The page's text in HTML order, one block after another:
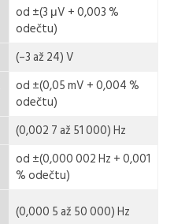
od ±(3 μV + 0,003 %
odečtu)
(–3 až 24) V
od ±(0,05 mV + 0,004 %
odečtu)
(0,002 7 až 51 000) Hz
od ±(0,000 002 Hz + 0,001
% odečtu)
(0,000 5 až 50 000) Hz